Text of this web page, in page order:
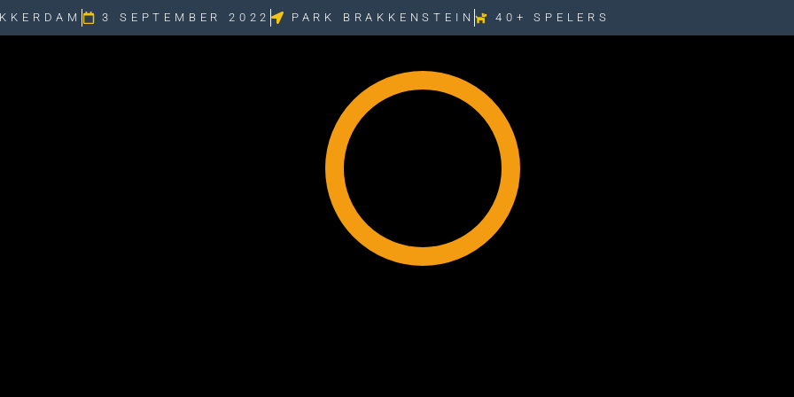
3 SEPTEMBER 2022 PARK BRAKKENSTEIN 40+ SPELERS